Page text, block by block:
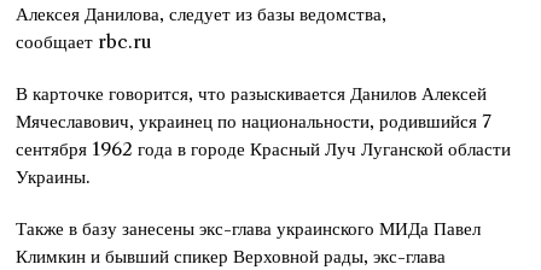
Алексея Данилова, следует из базы ведомства,
сообщает rbc.ru
В карточке говорится, что разыскивается Данилов Алексей
Мячеславович, украинец по национальности, родившийся 7
сентября 1962 года в городе Красный Луч Луганской области
Украины.
Также в базу занесены экс-глава украинского МИДа Павел
Климкин и бывший спикер Верховной рады, экс-глава